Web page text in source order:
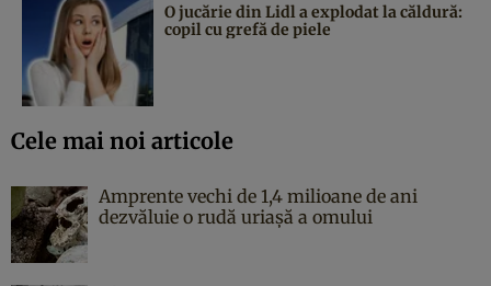
O jucărie din Lidl a explodat la căldură:
copil cu grefă de piele
Cele mai noi articole
Amprente vechi de 1,4 milioane de ani
dezvăluie o rudă uriașă a omului